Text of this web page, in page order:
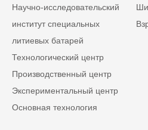
Научно-исследовательский
институт специальных
литиевых батарей
Технологический центр
Производственный центр
Экспериментальный центр
Основная технология